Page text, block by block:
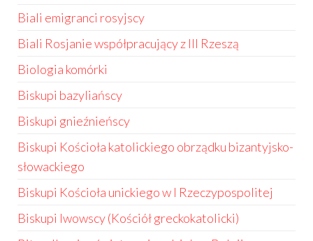
Biali emigranci rosyjscy
Biali Rosjanie współpracujący z III Rzeszą
Biologia komórki
Biskupi bazyliańscy
Biskupi gnieźnieńscy
Biskupi Kościoła katolickiego obrządku bizantyjsko-
słowackiego
Biskupi Kościoła unickiego w I Rzeczypospolitej
Biskupi lwowscy (Kościół greckokatolicki)